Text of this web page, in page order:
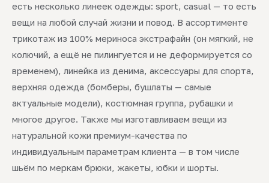
есть несколько линеек одежды: sport, casual — то есть
вещи на любой случай жизни и повод. В ассортименте
трикотаж из 100% мериноса экстрафайн (он мягкий, не
колючий, а ещё не пилингуется и не деформируется со
временем), линейка из денима, аксессуары для спорта,
верхняя одежда (бомберы, бушлаты — самые
актуальные модели), костюмная группа, рубашки и
многое другое. Также мы изготавливаем вещи из
натуральной кожи премиум-качества по
индивидуальным параметрам клиента — в том числе
шьём по меркам брюки, жакеты, юбки и шорты.